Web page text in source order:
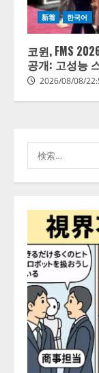
新着 한국어
코윈, FMS
공개: 고성능
2026/08/08/
索:
2
4
1